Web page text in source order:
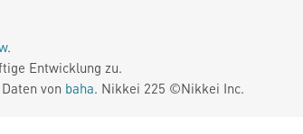
.
Entwicklung zu.
von baha. Nikkei 225 ©Nikkei Inc.